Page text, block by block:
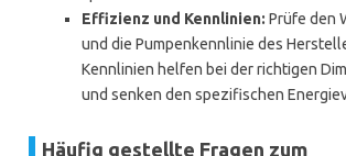
Effizienz und Kennlinien: Prüfe den
und die Pumpenkennlinie des
Kennlinien helfen bei der richtigen
und senken den spezifischen
Häufig gestellte Fragen zum